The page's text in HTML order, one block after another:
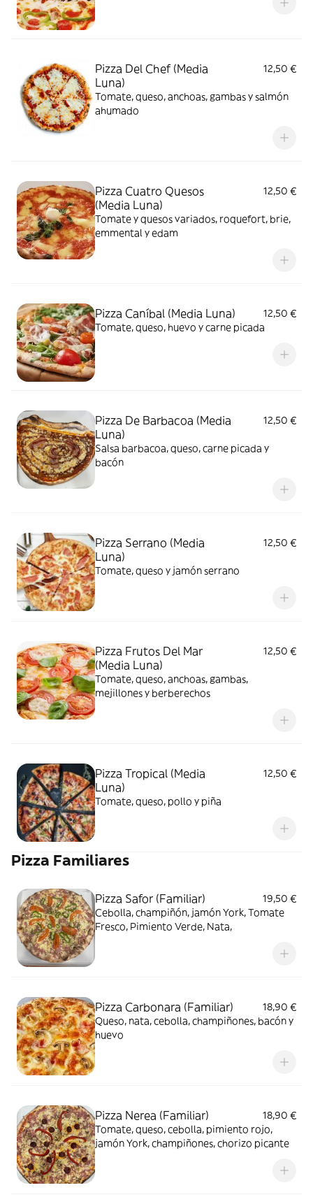
Pizza Del Chef (Media
Luna)
12,50 €
Tomate, queso, anchoas, gambas y salmón
ahumado
Pizza Cuatro Quesos
(Media Luna)
12,50 €
Tomate y quesos variados, roquefort, brie,
emmental y edam
Pizza Caníbal (Media Luna)
12,50 €
Tomate, queso, huevo y carne picada
Pizza De Barbacoa (Media
Luna)
12,50 €
Salsa barbacoa, queso, carne picada y
bacón
Pizza Serrano (Media
Luna)
12,50 €
Tomate, queso y jamón serrano
Pizza Frutos Del Mar
(Media Luna)
12,50 €
Tomate, queso, anchoas, gambas,
mejillones y berberechos
Pizza Tropical (Media
Luna)
12,50 €
Tomate, queso, pollo y piña
Pizza Familiares
Pizza Safor (Familiar)
19,50 €
Cebolla, champiñón, jamón York, Tomate
Fresco, Pimiento Verde, Nata,
Pizza Carbonara (Familiar)
18,90 €
Queso, nata, cebolla, champiñones, bacón y
huevo
Pizza Nerea (Familiar)
18,90 €
Tomate, queso, cebolla, pimiento rojo,
jamón York, champiñones, chorizo picante